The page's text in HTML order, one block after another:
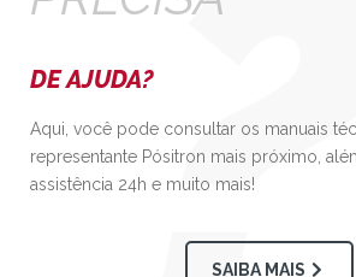
DE AJUDA?
Aqui, você pode consultar os manuais
representante Pósitron mais próximo,
assistência 24h e muito mais!
SAIBA MAIS